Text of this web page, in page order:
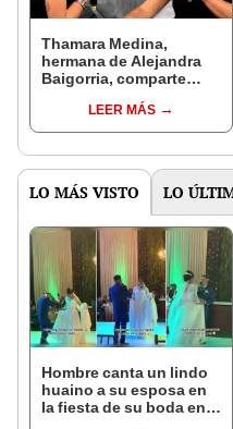
Thamara Medina,
hermana de Alejandra
Baigorria, comparte
y recibe apoyo de
usuarios en redes: "Una
LEER MÁS
LO MÁS VISTO LO
Hombre canta un lindo
huaino a su esposa en
la fiesta de su boda en